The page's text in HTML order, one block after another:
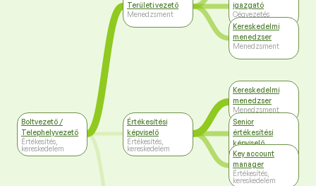
Boltvezető /
Telephelyvezető
Értékesítés,
kereskedelem
Területi vezető
Menedzsment
Értékesítési
képviselő
Értékesítés,
kereskedelem
igazgató
Cégvezetés
Kereskedelmi
menedzser
Menedzsment
Kereskedelmi
menedzser
Menedzsment
Senior
értékesítési
képviselő
Értékesítés,
kereskedelem
Key account
manager
Értékesítés,
kereskedelem